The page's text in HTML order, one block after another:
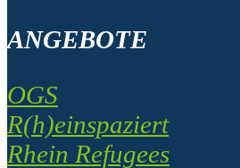
ANGEBOTE
OGS
R(h)einspaziert
Rhein Refugees